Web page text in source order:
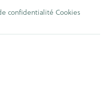
confidentialité Cookies